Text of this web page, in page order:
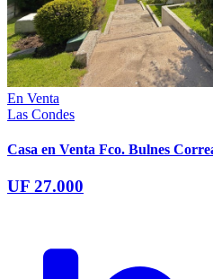
En Venta
Las Condes
Casa en Venta Fco. Bulnes
UF 27.000